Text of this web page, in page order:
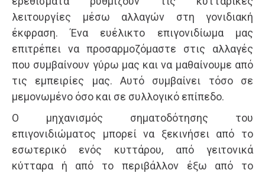
λειτουργίες μέσω αλλαγών στη γονιδιακή
έκφραση. Ένα ευέλικτο επιγονιδίωμα μας
επιτρέπει να προσαρμοζόμαστε στις αλλαγές
που συμβαίνουν γύρω μας και να μαθαίνουμε από
τις εμπειρίες μας. Αυτό συμβαίνει τόσο σε
μεμονωμένο όσο και σε συλλογικό επίπεδο.
Ο µηχανισµός σηµατοδότησης του
επιγονιδιώματος μπορεί να ξεκινήσει από το
εσωτερικό ενός κυττάρου, από γειτονικά
κύτταρα ή από το περιβάλλον έξω από το